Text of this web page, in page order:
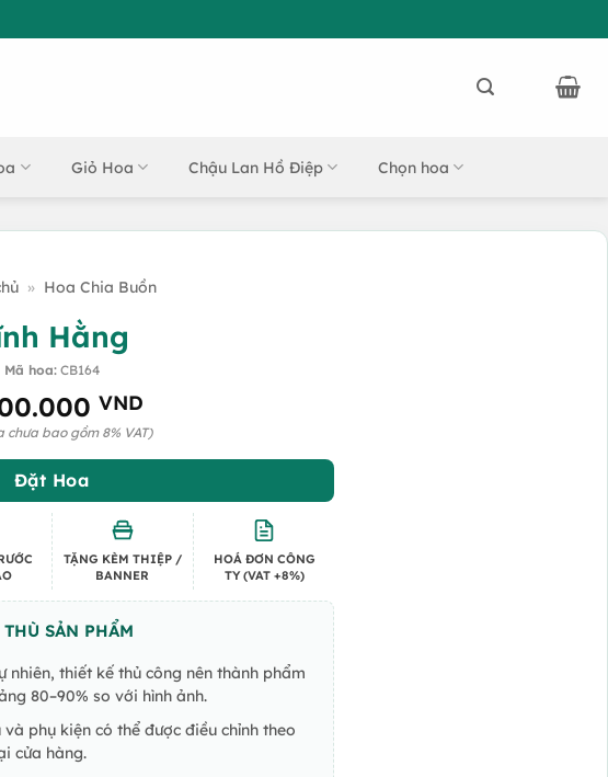
Giỏ Hoa Chậu Lan Hồ Điệp Chọn hoa
» Hoa Chia Buồn
Hằng
Mã hoa:CB164
VND
chưa bao gồm 8% VAT)
Đặt Hoa
TẶNG KÈM THIỆP /
BANNER
HOÁ ĐƠN CÔNG
TY (VAT +8%)
SẢN PHẨM
nhiên, thiết kế thủ công nên thành phẩm
80–90% so với hình ảnh.
phụ kiện có thể được điều chỉnh theo
cửa hàng.